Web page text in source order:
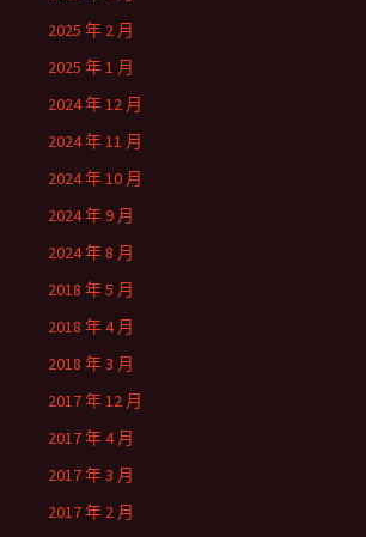
2025 年 2 月
2025 年 1 月
2024 年 12 月
2024 年 11 月
2024 年 10 月
2024 年 9 月
2024 年 8 月
2018 年 5 月
2018 年 4 月
2018 年 3 月
2017 年 12 月
2017 年 4 月
2017 年 3 月
2017 年 2 月